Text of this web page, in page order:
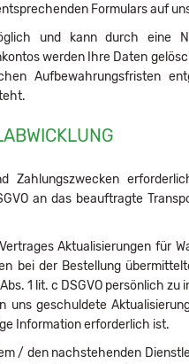
Formulars auf
und kann durch eine
werden Ihre Daten
Aufbewahrungsfristen
Zahlungszwecken
an das beauftragte
Aktualisierungen für
bei der Bestellung
1 lit. c DSGVO persönlich
geschuldete
Information erforderlich ist.
/ den nachstehenden